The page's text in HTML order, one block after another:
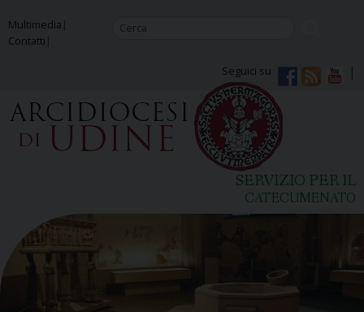
to
content
Multimedia
Contatti
Seguici su
SERVIZIO PER IL
CATECUMENATO